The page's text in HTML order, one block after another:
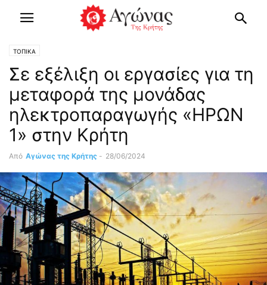
ΤΟΠΙΚΑ
Σε εξέλιξη οι εργασίες για τη
μεταφορά της μονάδας
ηλεκτροπαραγωγής «ΗΡΩΝ
1» στην Κρήτη
Από Αγώνας της Κρήτης - 28/06/2024